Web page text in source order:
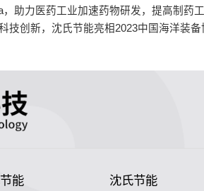
助力医药工业加速药物研发，提高制药
技创新，沈氏节能亮相2023中国海洋装备
能 沈氏节能